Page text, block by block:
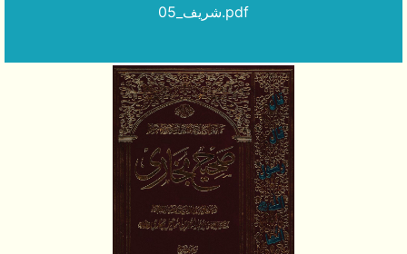
شریف_05.pdf